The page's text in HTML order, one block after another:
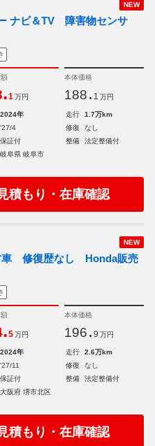
NEW
ナビ＆TV 障害物センサ
.1 万円
本体価格
188. 1 万円
2024年 走行
1.7万km
'27/4 修復
なし
保証付 整備
法定整備付
岐阜県 岐阜市
積もり・在庫確認
NEW
車 修復歴なし Honda販売
.5 万円
本体価格
196. 9 万円
2024年 走行
2.6万km
'27/11 修復
なし
保証付 整備
法定整備付
大阪府 堺市北区
積もり・在庫確認